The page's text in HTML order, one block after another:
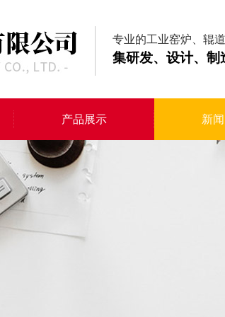
专业的工业窑炉、辊
集研发、设计、制
产品展示 新